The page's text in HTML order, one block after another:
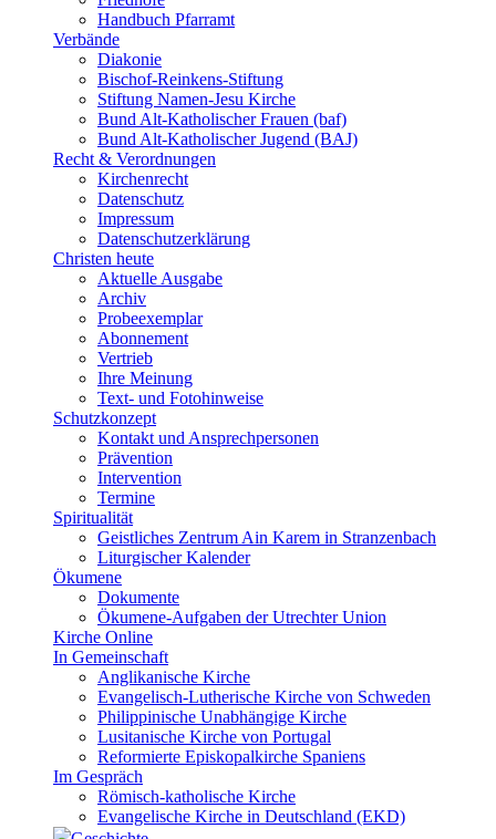
Handbuch Pfarramt
Verbände
Diakonie
Bischof-Reinkens-Stiftung
Stiftung Namen-Jesu Kirche
Bund Alt-Katholischer Frauen (baf)
Bund Alt-Katholischer Jugend (BAJ)
Recht & Verordnungen
Kirchenrecht
Datenschutz
Impressum
Datenschutzerklärung
Christen heute
Aktuelle Ausgabe
Archiv
Probeexemplar
Abonnement
Vertrieb
Ihre Meinung
Text- und Fotohinweise
Schutzkonzept
Kontakt und Ansprechpersonen
Prävention
Intervention
Termine
Spiritualität
Geistliches Zentrum Ain Karem in Stranzenbach
Liturgischer Kalender
Ökumene
Dokumente
Ökumene-Aufgaben der Utrechter Union
Kirche Online
In Gemeinschaft
Anglikanische Kirche
Evangelisch-Lutherische Kirche von Schweden
Philippinische Unabhängige Kirche
Lusitanische Kirche von Portugal
Reformierte Episkopalkirche Spaniens
Im Gespräch
Römisch-katholische Kirche
Evangelische Kirche in Deutschland (EKD)